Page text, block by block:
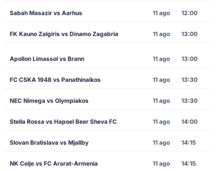
Sabah Masazir vs Aarhus 11 ago 12:00
FK Kauno Zalgiris vs Dinamo Zagabria 11 ago 13:00
Apollon Limassol vs Brann 11 ago 13:00
FC CSKA 1948 vs Panathinaikos 11 ago 13:30
NEC Nimega vs Olympiakos 11 ago 13:30
Stella Rossa vs Hapoel Beer Sheva FC 11 ago 14:00
Slovan Bratislava vs Mjallby 11 ago 14:15
NK Celje vs FC Ararat-Armenia 11 ago 14:15